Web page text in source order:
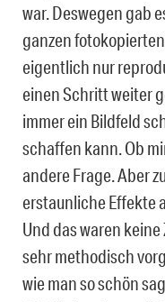
war. Deswegen gab
ganzen
eigentlich nur
einen Schritt weiter
immer ein Bildfeld
schaffen kann. Ob
andere Frage. Aber
erstaunliche Effekte
Und das waren
sehr methodisch
wie man so schön